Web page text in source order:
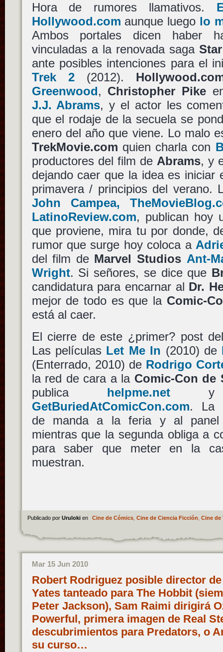
Hora de rumores llamativos.
Hollywood.com aunque luego lo
Ambos portales dicen haber
vinculadas a la renovada saga
ante posibles intenciones para el
Trek 2(2012).
Greenwood, Christopher Pike
J.J. Abrams, y el actor les
que el rodaje de la secuela se
enero del año que viene. Lo malo
TrekMovie.com quien charla con
productores del film de Abrams, y
dejando caer que la idea es iniciar
primavera / principios del verano.
John Campea,
LatinoReview.com, publican hoy
que proviene, mira tu por donde,
rumor que surge hoy coloca a
del film de Marvel Studios Ant-
Wright. Si señores, se dice que
candidatura para encarnar al Dr.
mejor de todo es que la Comic-
está al caer.
El cierre de este ¿primer? post
Las películas Let Me In (2010) de
(Enterrado, 2010) de Rodrigo
la red de cara a la Comic-Con de
publica helpme.nety la
GetBuriedAtComicCon.com. La
de manda a la feria y al
mientras que la segunda obliga a
para saber que meter en la
muestran.
Publicado por Uruloki en Cine de Cómics, Cine de Ciencia Ficción Cine de
Mar 15 Jun 2010
Robert Rodriguez posible director
Yates tanteado para The Hobbit
Peter Jackson), Sam Raimi dirigirá
Powerful, primera imagen de Real
descubrimientos para Predators, o
su curso…